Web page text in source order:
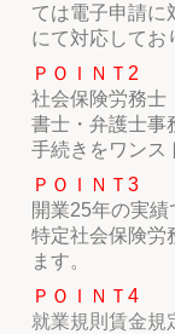
ては電子申請に
にて対応してお
ＰＯＩＮＴ2
社会保険労務士
書士・弁護士事
手続きをワンス
ＰＯＩＮＴ3
開業25年の実
特定社会保険労
ます。
ＰＯＩＮＴ4
就業規則賃金規